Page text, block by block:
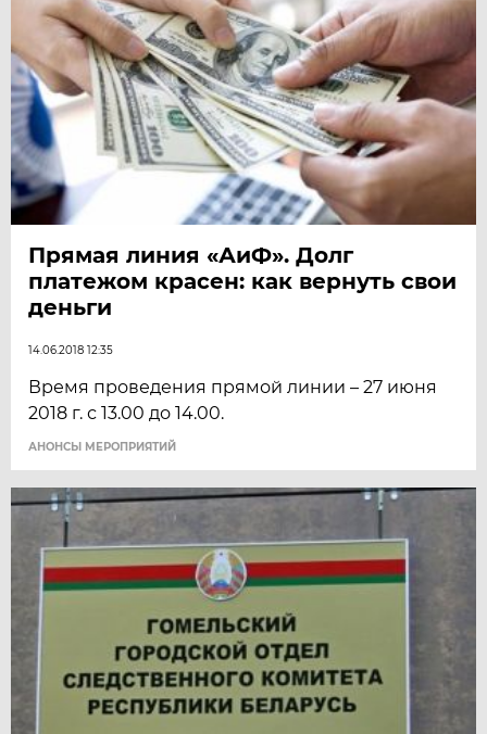
Прямая линия «АиФ». Долг
платежом красен: как вернуть свои
деньги
14.06.2018 12:35
Время проведения прямой линии – 27 июня
2018 г. с 13.00 до 14.00.
АНОНСЫ МЕРОПРИЯТИЙ